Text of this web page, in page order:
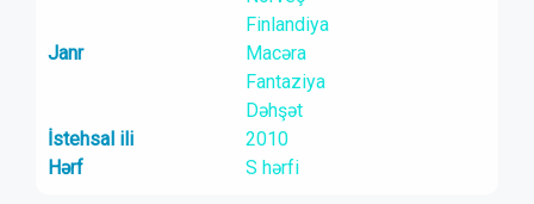
Finlandiya
Janr
Macəra
Fantaziya
Dəhşət
İstehsal ili
2010
Hərf
S hərfi